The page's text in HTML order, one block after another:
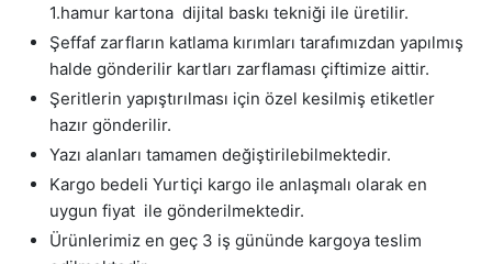
1.hamur kartona dijital baskı tekniği ile üretilir.
Şeffaf zarfların katlama kırımları tarafımızdan yapılmış
halde gönderilir kartları zarflaması çiftimize aittir.
Şeritlerin yapıştırılması için özel kesilmiş etiketler
hazır gönderilir.
Yazı alanları tamamen değiştirilebilmektedir.
Kargo bedeli Yurtiçi kargo ile anlaşmalı olarak en
uygun fiyat ile gönderilmektedir.
Ürünlerimiz en geç 3 iş gününde kargoya teslim